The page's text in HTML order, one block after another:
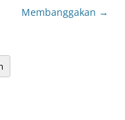
Membanggakan →